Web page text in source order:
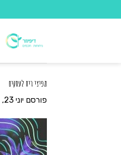
to
מפיצי ריח לעסקים
פורסם יוני 23, 2020